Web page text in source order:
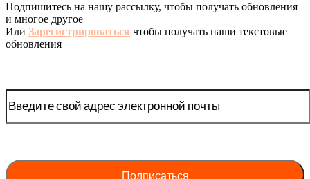
Подпишитесь на нашу рассылку, чтобы получать обновления
и многое другое
Или Зарегистрироваться чтобы получать наши текстовые
обновления